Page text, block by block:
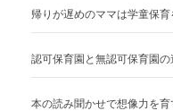
帰りが遅めのママは学童保育
認可保育園と無認可保育園の
本の読み聞かせで想像力を育